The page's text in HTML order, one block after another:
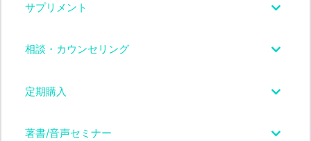
サプリメント
相談・カウンセリング
定期購入
著書/音声セミナー